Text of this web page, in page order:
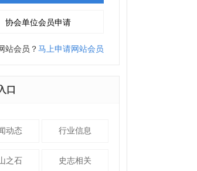
站会员？ 马上申请网站会员
口
动态 行业信息
之石 史志相关